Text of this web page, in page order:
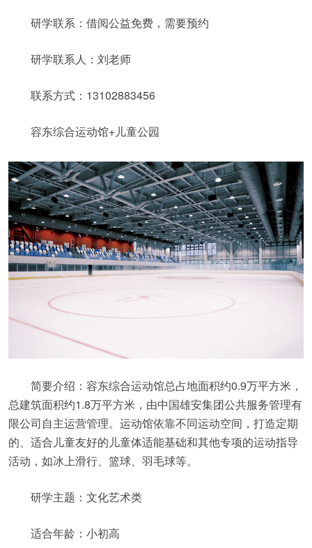
研学联系：借阅公益免费，需要预约
研学联系人：刘老师
联系方式：13102883456
容东综合运动馆+儿童公园
简要介绍：容东综合运动馆总占地面积约0.9万平方米，
总建筑面积约1.8万平方米，由中国雄安集团公共服务管理有
限公司自主运营管理。运动馆依靠不同运动空间，打造定期
的、适合儿童友好的儿童体适能基础和其他专项的运动指导
活动，如冰上滑行、篮球、羽毛球等。
研学主题：文化艺术类
适合年龄：小初高